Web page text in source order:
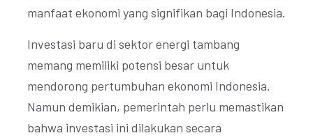
manfaat ekonomi yang signifikan bagi Indonesia.
Investasi baru di sektor energi tambang
memang memiliki potensi besar untuk
mendorong pertumbuhan ekonomi Indonesia.
Namun demikian, pemerintah perlu memastikan
bahwa investasi ini dilakukan secara